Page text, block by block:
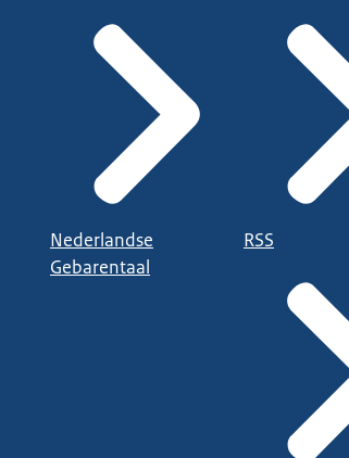
Nederlandse
Gebarentaal
RSS